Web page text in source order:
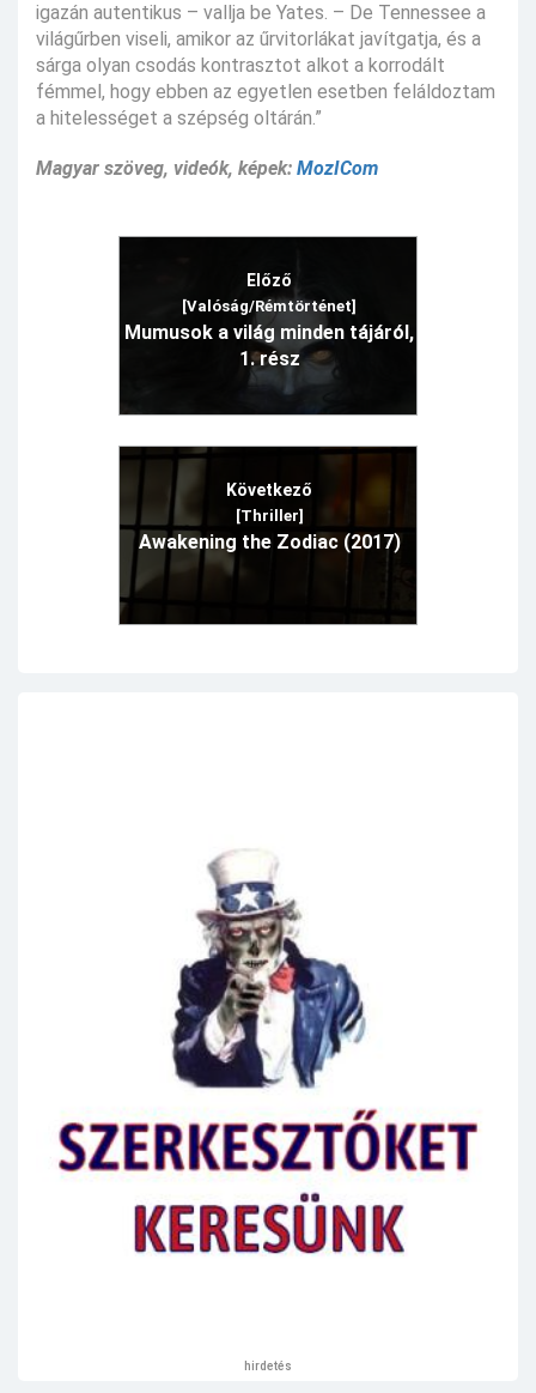
igazán autentikus – vallja be Yates. – De Tennessee a
világűrben viseli, amikor az űrvitorlákat javítgatja, és a
sárga olyan csodás kontrasztot alkot a korrodált
fémmel, hogy ebben az egyetlen esetben feláldoztam
a hitelességet a szépség oltárán.”
Magyar szöveg, videók, képek: MozICom
Előző
[Valóság/Rémtörténet]
Mumusok a világ minden tájáról,
1. rész
Következő
[Thriller]
Awakening the Zodiac (2017)
hirdetés